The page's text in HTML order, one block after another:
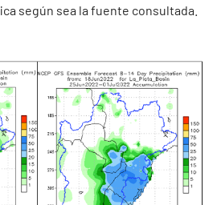
según sea la fuente consultada.